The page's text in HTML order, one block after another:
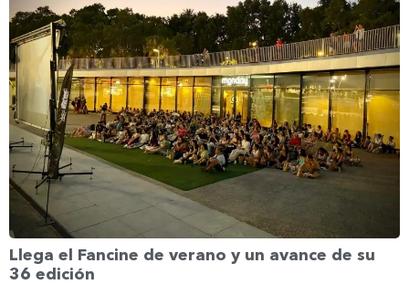
Llega el Fancine de verano y un avance de su
36 edición